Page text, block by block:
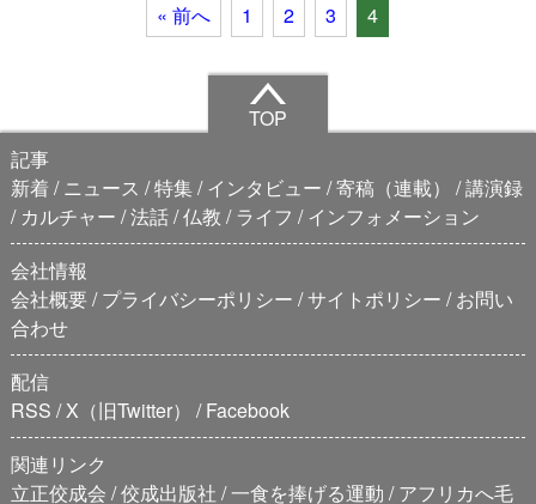
« 前へ 1 2 3 4
TOP
記事
新着
ニュース 特集 インタビュー 寄稿（連載）
講演録
カルチャー 法話 仏教 ライフ
インフォメーション
会社情報
会社概要 プライバシーポリシー サイトポリシー
お問い
合わせ
配信
RSS X（旧Twitter）
Facebook
関連リンク
立正佼成会 佼成出版社 一食を捧げる運動 アフリカへ毛